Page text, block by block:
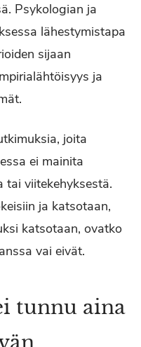
Psykologian ja
lähestymistapa
sijaan
ja
joita
ei mainita
tai viitekehyksestä.
ja katsotaan,
katsotaan, ovatko
vai eivät.
tunnu aina